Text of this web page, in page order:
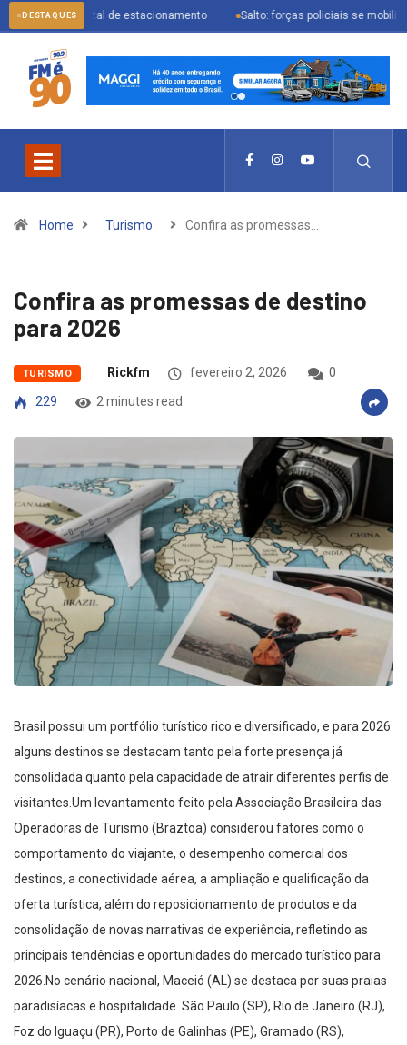
DESTAQUES
digital de estacionamento Salto: forças policiais se mobilizam para
Home Turismo Confira as promessas…
Confira as promessas de destino
para 2026
TURISMO Rickfm fevereiro 2, 2026
0
229
2 minutes read
Brasil possui um portfólio turístico rico e diversificado, e para 2026
alguns destinos se destacam tanto pela forte presença já
consolidada quanto pela capacidade de atrair diferentes perfis de
visitantes.Um levantamento feito pela Associação Brasileira das
Operadoras de Turismo (Braztoa) considerou fatores como o
comportamento do viajante, o desempenho comercial dos
destinos, a conectividade aérea, a ampliação e qualificação da
oferta turística, além do reposicionamento de produtos e da
consolidação de novas narrativas de experiência, refletindo as
principais tendências e oportunidades do mercado turístico para
2026.No cenário nacional, Maceió (AL) se destaca por suas praias
paradisíacas e hospitalidade. São Paulo (SP), Rio de Janeiro (RJ),
Foz do Iguaçu (PR), Porto de Galinhas (PE), Gramado (RS),